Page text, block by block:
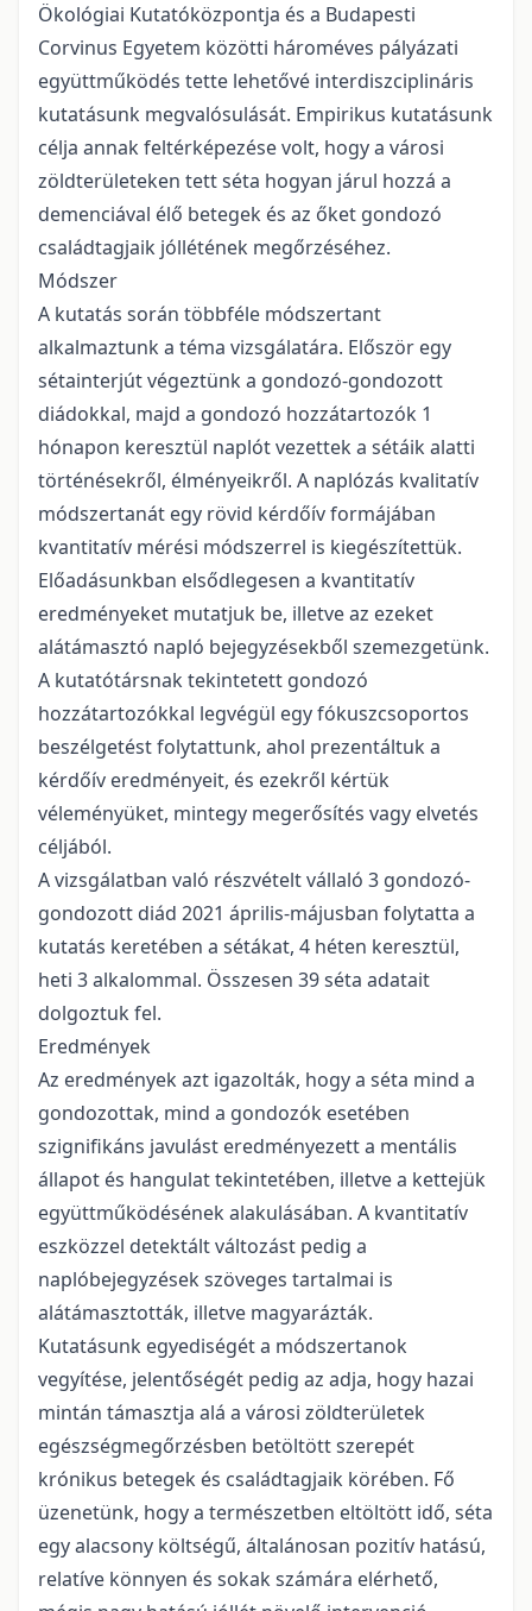
Ökológiai Kutatóközpontja és a Budapesti
Corvinus Egyetem közötti hároméves pályázati
együttműködés tette lehetővé interdiszciplináris
kutatásunk megvalósulását. Empirikus kutatásunk
célja annak feltérképezése volt, hogy a városi
zöldterületeken tett séta hogyan járul hozzá a
demenciával élő betegek és az őket gondozó
családtagjaik jóllétének megőrzéséhez.
Módszer
A kutatás során többféle módszertant
alkalmaztunk a téma vizsgálatára. Először egy
sétainterjút végeztünk a gondozó-gondozott
diádokkal, majd a gondozó hozzátartozók 1
hónapon keresztül naplót vezettek a sétáik alatti
történésekről, élményeikről. A naplózás kvalitatív
módszertanát egy rövid kérdőív formájában
kvantitatív mérési módszerrel is kiegészítettük.
Előadásunkban elsődlegesen a kvantitatív
eredményeket mutatjuk be, illetve az ezeket
alátámasztó napló bejegyzésekből szemezgetünk.
A kutatótársnak tekintetett gondozó
hozzátartozókkal legvégül egy fókuszcsoportos
beszélgetést folytattunk, ahol prezentáltuk a
kérdőív eredményeit, és ezekről kértük
véleményüket, mintegy megerősítés vagy elvetés
céljából.
A vizsgálatban való részvételt vállaló 3 gondozó-
gondozott diád 2021 április-májusban folytatta a
kutatás keretében a sétákat, 4 héten keresztül,
heti 3 alkalommal. Összesen 39 séta adatait
dolgoztuk fel.
Eredmények
Az eredmények azt igazolták, hogy a séta mind a
gondozottak, mind a gondozók esetében
szignifikáns javulást eredményezett a mentális
állapot és hangulat tekintetében, illetve a kettejük
együttműködésének alakulásában. A kvantitatív
eszközzel detektált változást pedig a
naplóbejegyzések szöveges tartalmai is
alátámasztották, illetve magyarázták.
Kutatásunk egyediségét a módszertanok
vegyítése, jelentőségét pedig az adja, hogy hazai
mintán támasztja alá a városi zöldterületek
egészségmegőrzésben betöltött szerepét
krónikus betegek és családtagjaik körében. Fő
üzenetünk, hogy a természetben eltöltött idő, séta
egy alacsony költségű, általánosan pozitív hatású,
relatíve könnyen és sokak számára elérhető,